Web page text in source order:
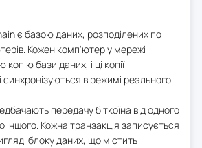
є базою даних, розподілених по
Кожен комп'ютер у мережі
бази даних, і ці копії
в режимі реального
передачу біткоїна від одного
іншого. Кожна транзакція записується
блоку даних, що містить